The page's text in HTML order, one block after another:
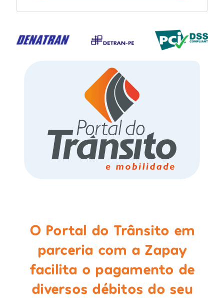
O Portal do Trânsito em
parceria com a Zapay
facilita o pagamento de
diversos débitos do seu